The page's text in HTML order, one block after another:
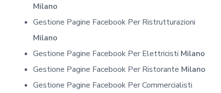
Milano
Gestione Pagine Facebook Per Ristrutturazioni
Milano
Gestione Pagine Facebook Per Elettricisti Milano
Gestione Pagine Facebook Per Ristorante Milano
Gestione Pagine Facebook Per Commercialisti